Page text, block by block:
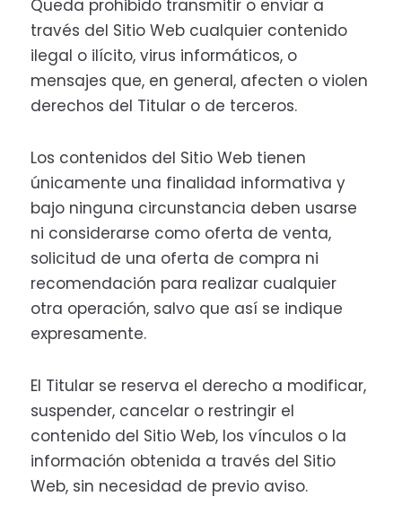
Queda prohibido transmitir o enviar a
través del Sitio Web cualquier contenido
ilegal o ilícito, virus informáticos, o
mensajes que, en general, afecten o violen
derechos del Titular o de terceros.
Los contenidos del Sitio Web tienen
únicamente una finalidad informativa y
bajo ninguna circunstancia deben usarse
ni considerarse como oferta de venta,
solicitud de una oferta de compra ni
recomendación para realizar cualquier
otra operación, salvo que así se indique
expresamente.
El Titular se reserva el derecho a modificar,
suspender, cancelar o restringir el
contenido del Sitio Web, los vínculos o la
información obtenida a través del Sitio
Web, sin necesidad de previo aviso.